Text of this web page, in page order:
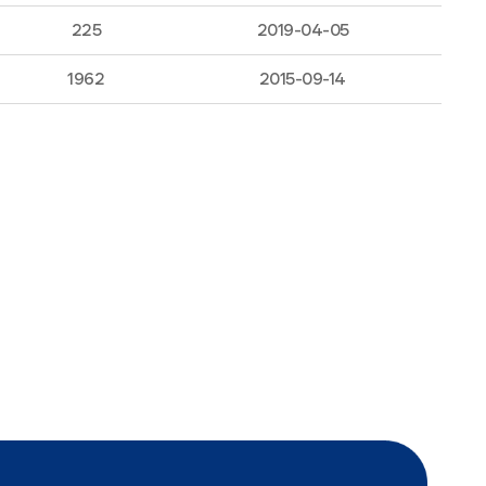
225 2019-04-05
1962 2015-09-14